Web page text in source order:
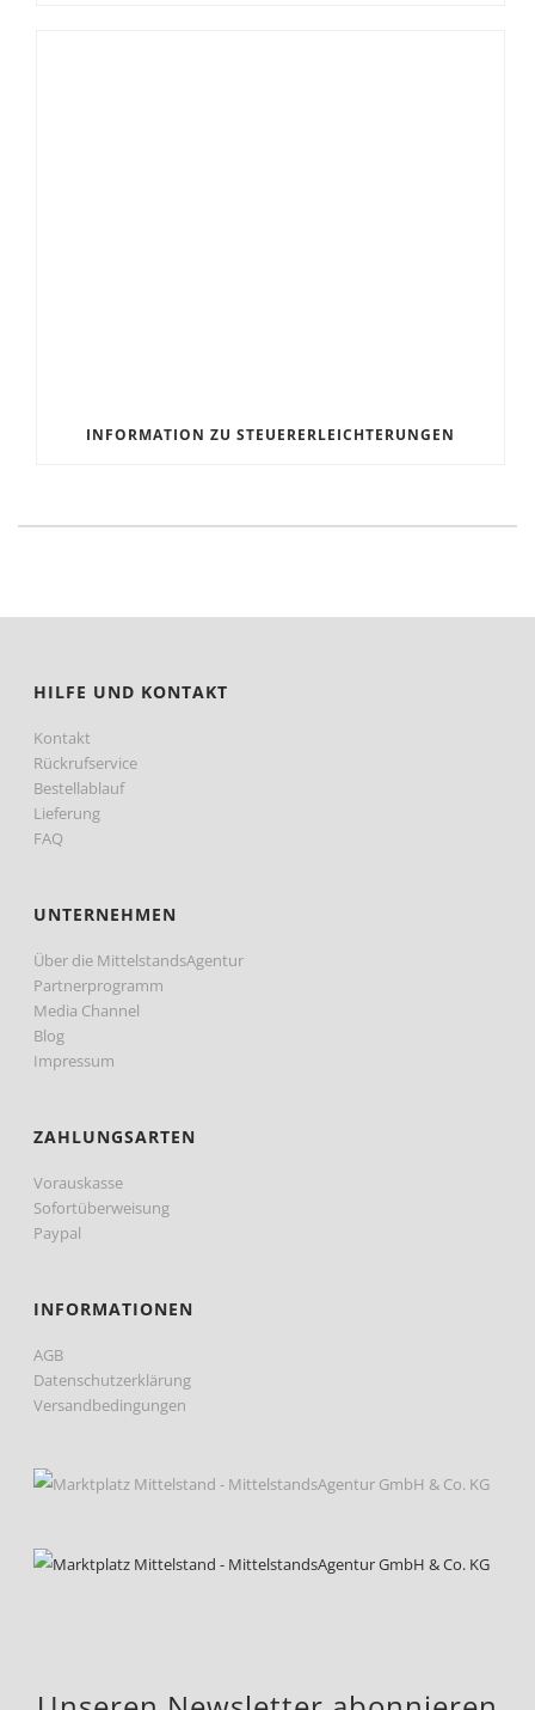
INFORMATION ZU STEUERERLEICHTERUNGEN
HILFE UND KONTAKT
Kontakt
Rückrufservice
Bestellablauf
Lieferung
FAQ
UNTERNEHMEN
Über die MittelstandsAgentur
Partnerprogramm
Media Channel
Blog
Impressum
ZAHLUNGSARTEN
Vorauskasse
Sofortüberweisung
Paypal
INFORMATIONEN
AGB
Datenschutzerklärung
Versandbedingungen